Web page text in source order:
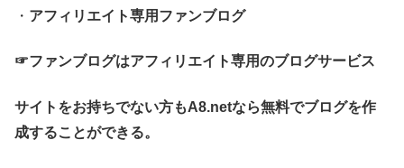
・ アフィリエイト専用ファンブログ
☞ファンブログはアフィリエイト専用のブログサービス
サイトをお持ちでない方もA8.netなら無料でブログを作
成することができる。